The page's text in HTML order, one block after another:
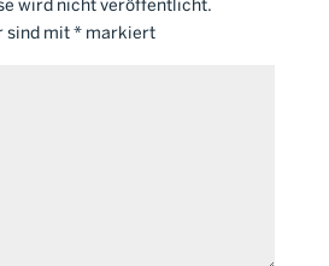
wird nicht veröffentlicht.
sind mit *markiert